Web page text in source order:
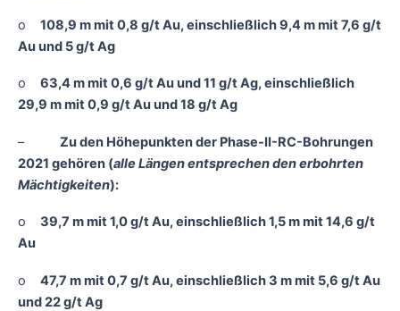
o 108,9 m mit 0,8 g/t Au, einschließlich 9,4 m mit 7,6 g/t
Au und 5 g/t Ag
o 63,4 m mit 0,6 g/t Au und 11 g/t Ag, einschließlich
29,9 m mit 0,9 g/t Au und 18 g/t Ag
– Zu den Höhepunkten der Phase-II-RC-Bohrungen
2021 gehören (alle Längen entsprechen den erbohrten
Mächtigkeiten):
o 39,7 m mit 1,0 g/t Au, einschließlich 1,5 m mit 14,6 g/t
Au
o 47,7 m mit 0,7 g/t Au, einschließlich 3 m mit 5,6 g/t Au
und 22 g/t Ag